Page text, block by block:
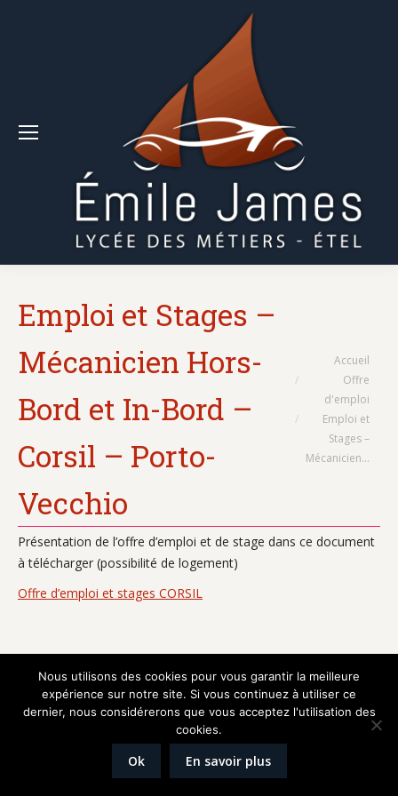
Emploi et Stages –
Mécanicien Hors-
Bord et In-Bord –
Corsil – Porto-
Vecchio
Vous êtes ici :
Accueil
Offre
d'emploi
Emploi et
Stages –
Mécanicien…
Présentation de l’offre d’emploi et de stage dans ce document
à télécharger (possibilité de logement)
Offre d’emploi et stages CORSIL
RéalisationGraphik'up
Mentions légales
Nous utilisons des cookies pour vous garantir la meilleure
expérience sur notre site. Si vous continuez à utiliser ce
dernier, nous considérerons que vous acceptez l'utilisation des
cookies.
Ok En savoir plus